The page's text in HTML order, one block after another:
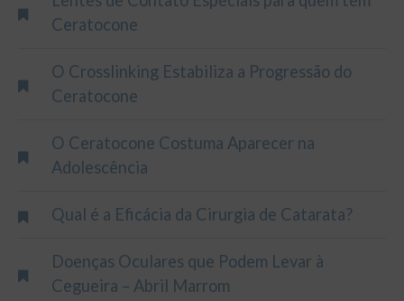
Ceratocone
O Crosslinking Estabiliza a Progressão do
Ceratocone
O Ceratocone Costuma Aparecer na
Adolescência
Qual é a Eficácia da Cirurgia de Catarata?
Doenças Oculares que Podem Levar à
Cegueira – Abril Marrom